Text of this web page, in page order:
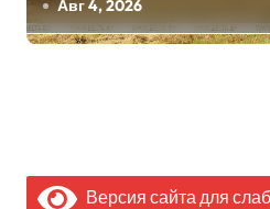
Минсельхозпрода
Авг 4, 2026
Версия сайта для